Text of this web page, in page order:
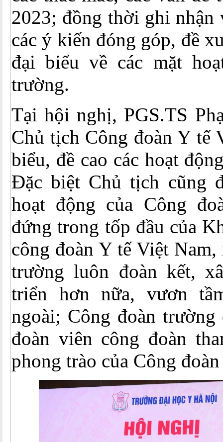
2023; đồng thời ghi nhận
các ý kiến đóng góp, đề
đại biểu về các mặt
trường.
Tại hội nghị, PGS.TS
Chủ tịch Công đoàn Y tế
biểu, đề cao các hoạt
Đặc biệt Chủ tịch cũng
hoạt động của Công
đứng trong tốp đầu của
công đoàn Y tế Việt
trường luôn đoàn kết,
triển hơn nữa, vươn
ngoài; Công đoàn
đoàn viên công đoàn
phong trào của Công